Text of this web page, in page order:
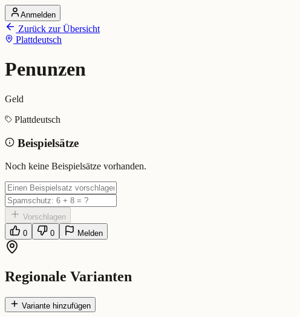
Startseite
Alle Dialekte
Dialekte vergleichen
Ranking
Penunzen (Plattdeutsch)
Bedeutung: Geld
Eingereicht von: Mundwerk Team
Anmelden
Zurück zur Übersicht
Plattdeutsch
Penunzen
Geld
Plattdeutsch
Beispielsätze
Noch keine Beispielsätze vorhanden.
Vorschlagen
0
0 Melden
Regionale Varianten
Variante hinzufügen